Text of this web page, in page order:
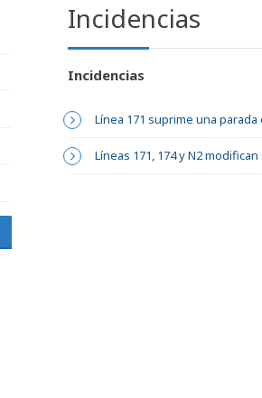
Incidencias
Incidencias
Línea 171 suprime una
Líneas 171, 174 y N2